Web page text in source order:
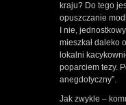
kraju? Do tego
opuszczanie
I nie,
mieszkał daleko
lokalni
poparciem tezy.
anegdotyczny”.
Jak zwykle –